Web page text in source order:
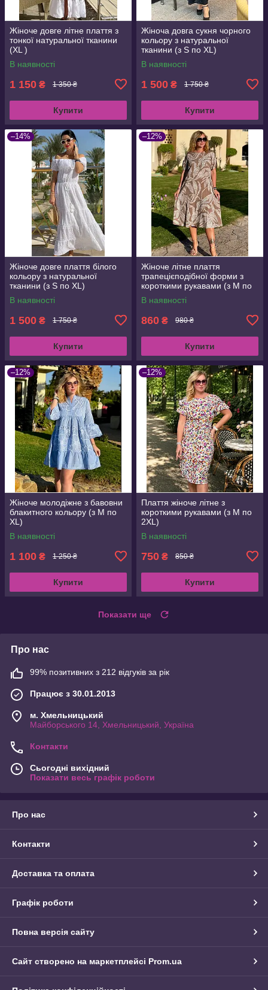
Жіноче довге літне плаття з
тонкої натуральної тканини
(XL )
В наявності
1 150 ₴ 1 350 ₴
Купити
Жіноча довга сукня чорного
кольору з натуральної
тканини (з S по XL)
В наявності
1 500 ₴ 1 750 ₴
Купити
–14%
Жіноче довге плаття білого
кольору з натуральної
тканини (з S по XL)
В наявності
1 500 ₴ 1 750 ₴
Купити
–12%
Жіноче літне плаття
трапецієподібної форми з
короткими рукавами (з M по
3XL)
В наявності
860 ₴ 980 ₴
Купити
–12%
Жіноче молодіжне з бавовни
блакитного кольору (з M по
XL)
В наявності
1 100 ₴ 1 250 ₴
Купити
–12%
Плаття жіноче літне з
короткими рукавами (з M по
2XL)
В наявності
750 ₴ 850 ₴
Купити
Показати ще
Про нас
99% позитивних з 212 відгуків за рік
Працює з 30.01.2013
м. Хмельницький
Майборського 14, Хмельницький, Україна
Контакти
Сьогодні вихідний
Показати весь графік роботи
Про нас
Контакти
Доставка та оплата
Графік роботи
Повна версія сайту
Сайт створено на маркетплейсі Prom.ua